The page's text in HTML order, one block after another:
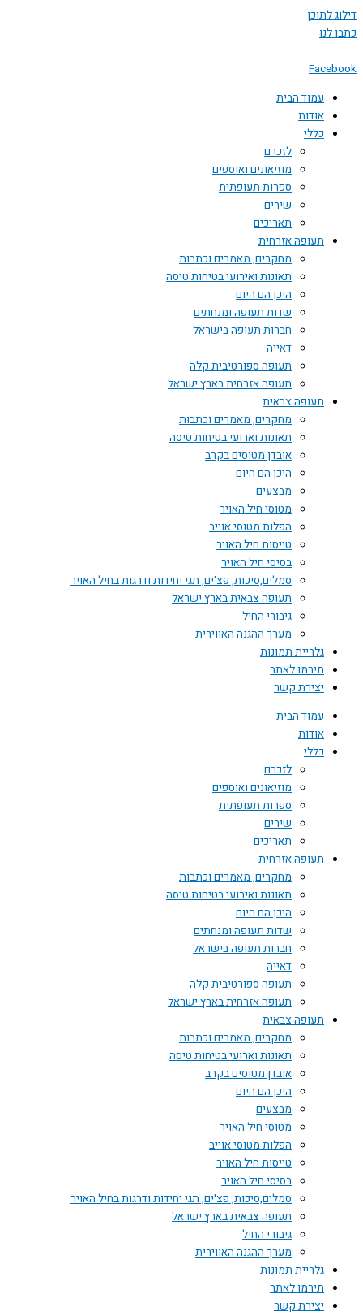
דילוג לתוכן
כתבו לנו
Facebook
עמוד הבית
אודות
כללי
לזכרם
מוזיאונים ואוספים
ספרות תעופתית
שירים
תאריכים
תעופה אזרחית
מחקרים, מאמרים וכתבות
תאונות ואירועי בטיחות טיסה
היכן הם היום
שדות תעופה ומנחתים
חברות תעופה בישראל
דאייה
תעופה ספורטיבית קלה
תעופה אזרחית בארץ ישראל
תעופה צבאית
מחקרים, מאמרים וכתבות
תאונות וארועי בטיחות טיסה
אובדן מטוסים בקרב
היכן הם היום
מבצעים
מטוסי חיל האויר
הפלות מטוסי אוייב
טייסות חיל האויר
בסיסי חיל האויר
סמלים,סיכות, פצ'ים, תגי יחידות ודרגות בחיל האויר
תעופה צבאית בארץ ישראל
גיבורי החיל
מערך ההגנה האווירית
גלריית תמונות
תירמו לאתר
יצירת קשר
עמוד הבית
אודות
כללי
לזכרם
מוזיאונים ואוספים
ספרות תעופתית
שירים
תאריכים
תעופה אזרחית
מחקרים, מאמרים וכתבות
תאונות ואירועי בטיחות טיסה
היכן הם היום
שדות תעופה ומנחתים
חברות תעופה בישראל
דאייה
תעופה ספורטיבית קלה
תעופה אזרחית בארץ ישראל
תעופה צבאית
מחקרים, מאמרים וכתבות
תאונות וארועי בטיחות טיסה
אובדן מטוסים בקרב
היכן הם היום
מבצעים
מטוסי חיל האויר
הפלות מטוסי אוייב
טייסות חיל האויר
בסיסי חיל האויר
סמלים,סיכות, פצ'ים, תגי יחידות ודרגות בחיל האויר
תעופה צבאית בארץ ישראל
גיבורי החיל
מערך ההגנה האווירית
גלריית תמונות
תירמו לאתר
יצירת קשר